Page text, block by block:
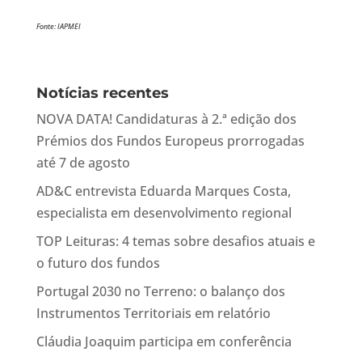
Fonte: IAPMEI
Notícias recentes
NOVA DATA! Candidaturas à 2.ª edição dos
Prémios dos Fundos Europeus prorrogadas
até 7 de agosto
AD&C entrevista Eduarda Marques Costa,
especialista em desenvolvimento regional
TOP Leituras: 4 temas sobre desafios atuais e
o futuro dos fundos
Portugal 2030 no Terreno: o balanço dos
Instrumentos Territoriais em relatório
Cláudia Joaquim participa em conferência